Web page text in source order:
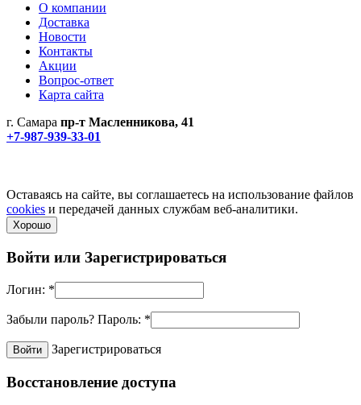
О компании
Доставка
Новости
Контакты
Акции
Вопрос-ответ
Карта сайта
г. Самара пр-т Масленникова, 41
+7-987-939-33-01
Оставаясь на сайте, вы соглашаетесь на использование файлов
cookies и передачей данных службам веб-аналитики.
Хорошо
Войти или Зарегистрироваться
Логин: *
Забыли пароль? Пароль: *
Зарегистрироваться
Восстановление доступа